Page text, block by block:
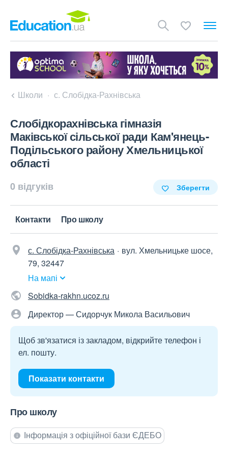
Школи с. Слобідка-Рахнівська
Слобідкорахнівська гімназія
Маківської сільської ради Кам'янець-
Подільського району Хмельницької
області
0 відгуків Зберегти
Контакти Про школу
с. Слобідка-Рахнівська
вул. Хмельницьке шосе,
79, 32447
На мапі
Sobidka-rakhn.ucoz.ru
Директор — Сидорчук Микола Васильович
Щоб зв'язатися із закладом, відкрийте телефон і
ел. пошту.
Показати контакти
Про школу
Інформація з офіційної бази ЄДЕБО